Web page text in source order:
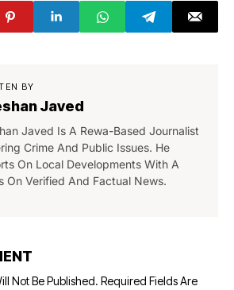
the
biggest sin of
Shivraj
government
BY
Javed
Javed Is A Rewa-Based Journalist
Crime And Public Issues. He
On Local Developments With A
On Verified And Factual News.
Not Be Published. Required Fields Are